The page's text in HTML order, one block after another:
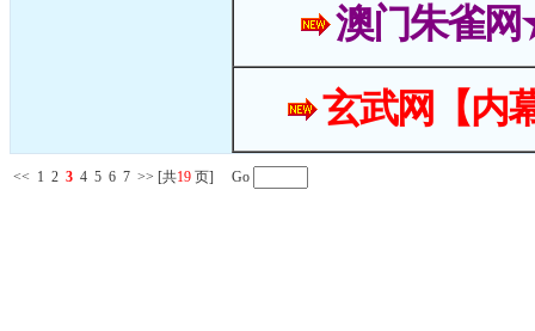
澳门朱雀
玄武网【内
<< 1 2 3 4 5 6 7 >> [共19 页] Go